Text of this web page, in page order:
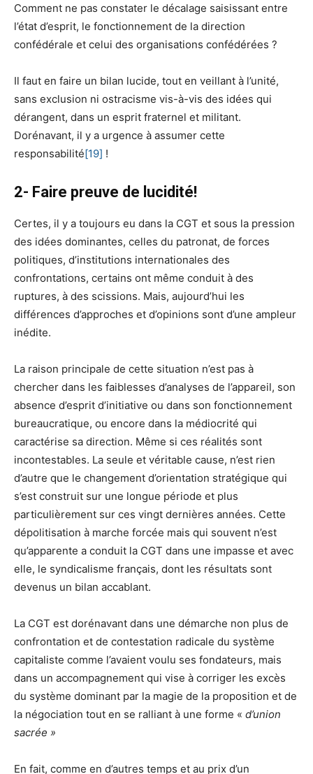
Comment ne pas constater le décalage saisissant entre
l’état d’esprit, le fonctionnement de la direction
confédérale et celui des organisations confédérées ?
Il faut en faire un bilan lucide, tout en veillant à l’unité,
sans exclusion ni ostracisme vis-à-vis des idées qui
dérangent, dans un esprit fraternel et militant.
Dorénavant, il y a urgence à assumer cette
responsabilité[19] !
2- Faire preuve de lucidité!
Certes, il y a toujours eu dans la CGT et sous la pression
des idées dominantes, celles du patronat, de forces
politiques, d’institutions internationales des
confrontations, certains ont même conduit à des
ruptures, à des scissions. Mais, aujourd’hui les
différences d’approches et d’opinions sont d’une ampleur
inédite.
La raison principale de cette situation n’est pas à
chercher dans les faiblesses d’analyses de l’appareil, son
absence d’esprit d’initiative ou dans son fonctionnement
bureaucratique, ou encore dans la médiocrité qui
caractérise sa direction. Même si ces réalités sont
incontestables. La seule et véritable cause, n’est rien
d’autre que le changement d’orientation stratégique qui
s’est construit sur une longue période et plus
particulièrement sur ces vingt dernières années. Cette
dépolitisation à marche forcée mais qui souvent n’est
qu’apparente a conduit la CGT dans une impasse et avec
elle, le syndicalisme français, dont les résultats sont
devenus un bilan accablant.
La CGT est dorénavant dans une démarche non plus de
confrontation et de contestation radicale du système
capitaliste comme l’avaient voulu ses fondateurs, mais
dans un accompagnement qui vise à corriger les excès
du système dominant par la magie de la proposition et de
la négociation tout en se ralliant à une forme « d’union
sacrée »
En fait, comme en d’autres temps et au prix d’un